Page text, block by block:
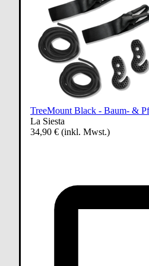
TreeMount Black - Baum- &
La Siesta
34,90 € (inkl. Mwst.)